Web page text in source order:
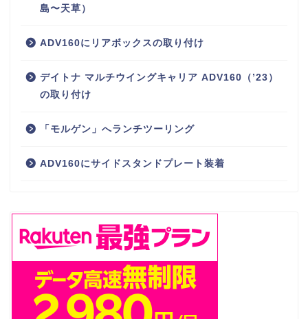
島〜天草）
ADV160にリアボックスの取り付け
デイトナ マルチウイングキャリア ADV160（’23）
の取り付け
「モルゲン」へランチツーリング
ADV160にサイドスタンドプレート装着